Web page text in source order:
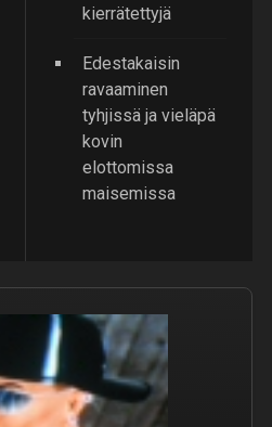
kierrätettyjä
Edestakaisin
ravaaminen
tyhjissä ja vieläpä
kovin
elottomissa
maisemissa